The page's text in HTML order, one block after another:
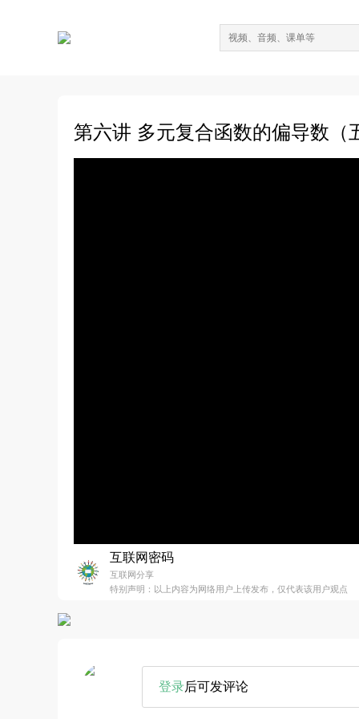
第六讲 多元复合函数的偏导数（
互联网密码
互联网分享
特别声明：以上内容为网络用户上传发布，仅代表该用户观点
登录后可发评论